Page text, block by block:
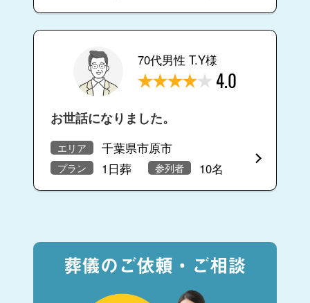
70代男性 T.Y様
4.0
お世話になりました。
エリア 千葉県市原市
プラン 1日葬 参列者 10名